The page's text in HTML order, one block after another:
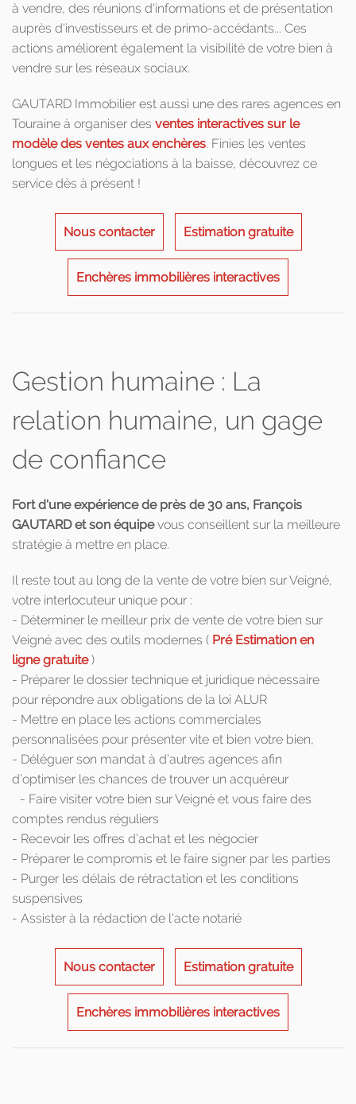
à vendre, des réunions d'informations et de présentation
auprès d'investisseurs et de primo-accédants... Ces
actions améliorent également la visibilité de votre bien à
vendre sur les réseaux sociaux.
GAUTARD Immobilier est aussi une des rares agences en
Touraine à organiser des ventes interactives sur le
modèle des ventes aux enchères. Finies les ventes
longues et les négociations à la baisse, découvrez ce
service dès à présent !
Nous contacter Estimation gratuite
Enchères immobilières interactives
Gestion humaine : La
relation humaine, un gage
de confiance
Fort d'une expérience de près de 30 ans, François
GAUTARD et son équipevous conseillent sur la meilleure
stratégie à mettre en place.
Il reste tout au long de la vente de votre bien sur Veigné,
votre interlocuteur unique pour :
- Déterminer le meilleur prix de vente de votre bien sur
Veigné avec des outils modernes ( Pré Estimation en
ligne gratuite)
- Préparer le dossier technique et juridique nécessaire
pour répondre aux obligations de la loi ALUR
- Mettre en place les actions commerciales
personnalisées pour présenter vite et bien votre bien,
- Déléguer son mandat à d’autres agences afin
d’optimiser les chances de trouver un acquéreur
- Faire visiter votre bien sur Veigné et vous faire des
comptes rendus réguliers
- Recevoir les offres d’achat et les négocier
- Préparer le compromis et le faire signer par les parties
- Purger les délais de rétractation et les conditions
suspensives
- Assister à la rédaction de l'acte notarié
Nous contacter Estimation gratuite
Enchères immobilières interactives